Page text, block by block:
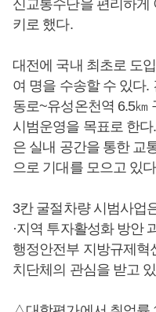
신교통수단을 편리하게
키로 했다.
대전에 국내 최초로 도
여 명을 수송할 수 있다
동로~유성온천역 6.5㎞
시범운영을 목표로 한
은 실내 공간을 통한 교
으로 기대를 모으고 있
3칸 굴절차량 시범사업
·지역 투자활성화 방안
행정안전부 지방규제혁
치단체의 관심을 받고